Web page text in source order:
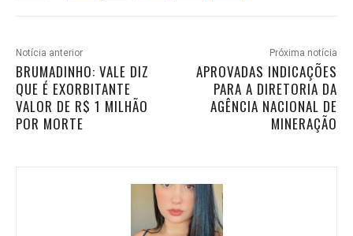
Notícia anterior
BRUMADINHO: VALE DIZ
QUE É EXORBITANTE
VALOR DE R$ 1 MILHÃO
POR MORTE
Próxima notícia
APROVADAS INDICAÇÕES
PARA A DIRETORIA DA
AGÊNCIA NACIONAL DE
MINERAÇÃO